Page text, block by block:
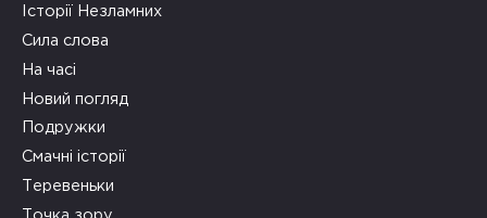
Історії Незламних
Сила слова
На часі
Новий погляд
Подружки
Смачні історії
Теревеньки
Точка зору